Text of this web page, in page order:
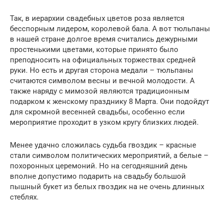
Так, в иерархии свадебных цветов роза является
бесспорным лидером, королевой бала. А вот тюльпаны
в нашей стране долгое время считались дежурными
простенькими цветами, которые принято было
преподносить на официальных торжествах средней
руки. Но есть и другая сторона медали – тюльпаны
считаются символом весны и вечной молодости. А
также наряду с мимозой являются традиционным
подарком к женскому празднику 8 Марта. Они подойдут
для скромной весенней свадьбы, особенно если
мероприятие проходит в узком кругу близких людей.
Менее удачно сложилась судьба гвоздик – красные
стали символом политических мероприятий, а белые –
похоронных церемоний. Но на сегодняшний день
вполне допустимо подарить на свадьбу большой
пышный букет из белых гвоздик на не очень длинных
стеблях.